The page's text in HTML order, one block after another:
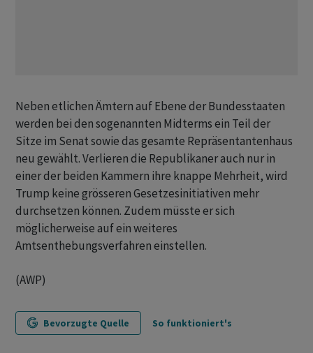
Neben etlichen Ämtern auf Ebene der Bundesstaaten
werden bei den sogenannten Midterms ein Teil der
Sitze im Senat sowie das gesamte Repräsentantenhaus
neu gewählt. Verlieren die Republikaner auch nur in
einer der beiden Kammern ihre knappe Mehrheit, wird
Trump keine grösseren Gesetzesinitiativen mehr
durchsetzen können. Zudem müsste er sich
möglicherweise auf ein weiteres
Amtsenthebungsverfahren einstellen.
(AWP)
Bevorzugte Quelle So funktioniert's